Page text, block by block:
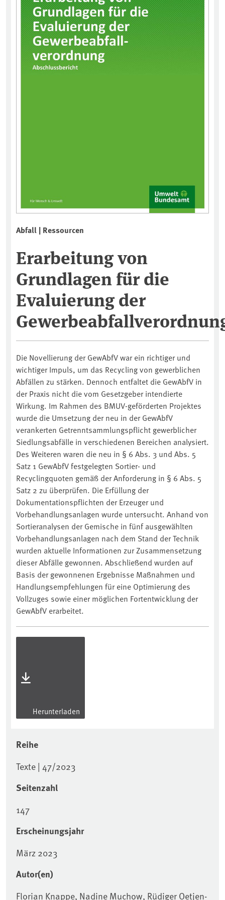
Abfall | Ressourcen
Erarbeitung von
Grundlagen für die
Evaluierung der
Die Novellierung der GewAbfV war ein richtiger und
wichtiger Impuls, um das Recycling von gewerblichen
Abfällen zu stärken. Dennoch entfaltet die GewAbfV in
der Praxis nicht die vom Gesetzgeber intendierte
Wirkung. Im Rahmen des BMUV-geförderten Projektes
wurde die Umsetzung der neu in der GewAbfV
verankerten Getrenntsammlungspflicht gewerblicher
Siedlungsabfälle in verschiedenen Bereichen analysiert.
Des Weiteren waren die neu in § 6 Abs. 3 und Abs. 5
Satz 1 GewAbfV festgelegten Sortier- und
Recyclingquoten gemäß der Anforderung in § 6 Abs. 5
Satz 2 zu überprüfen. Die Erfüllung der
Dokumentationspflichten der Erzeuger und
Vorbehandlungsanlagen wurde untersucht. Anhand von
Sortieranalysen der Gemische in fünf ausgewählten
Vorbehandlungsanlagen nach dem Stand der Technik
wurden aktuelle Informationen zur Zusammensetzung
dieser Abfälle gewonnen. Abschließend wurden auf
Basis der gewonnenen Ergebnisse Maßnahmen und
Handlungsempfehlungen für eine Optimierung des
Vollzuges sowie einer möglichen Fortentwicklung der
GewAbfV erarbeitet.
Herunterladen
Reihe
Texte | 47/2023
Seitenzahl
147
Erscheinungsjahr
März 2023
Autor(en)
Florian Knappe, Nadine Muchow, Rüdiger Oetjen-